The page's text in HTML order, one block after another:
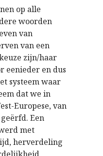
op alle
woorden
van
van een
zijn/haar
eenieder en dus
systeem waar
dat we in
Europese, van
Een
met
herverdeling